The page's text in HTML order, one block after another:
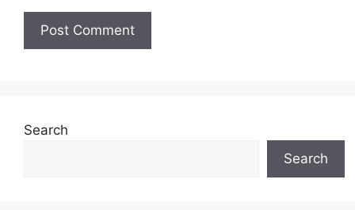
Search
Search